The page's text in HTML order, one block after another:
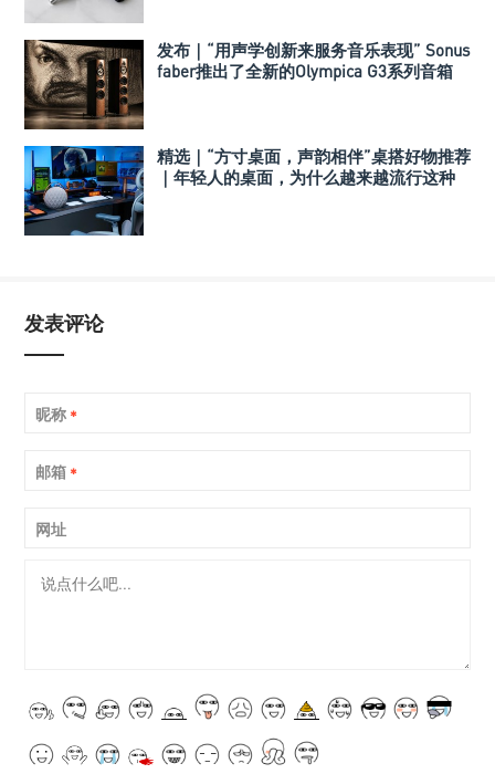
发布｜“用声学创新来服务音乐表现” Sonus
faber推出了全新的Olympica G3系列音箱
精选｜“方寸桌面，声韵相伴”桌搭好物推荐
｜年轻人的桌面，为什么越来越流行这种
发表评论
昵称 *
邮箱 *
网址